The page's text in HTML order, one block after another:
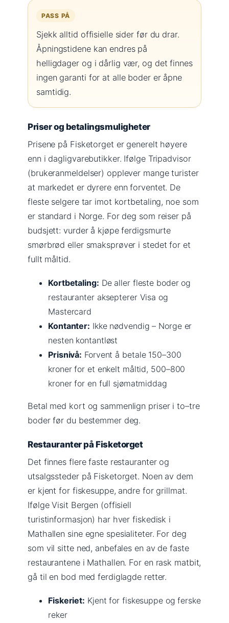
PASS PÅ
Sjekk alltid offisielle sider før du drar.
Åpningstidene kan endres på
helligdager og i dårlig vær, og det finnes
ingen garanti for at alle boder er åpne
samtidig.
Priser og betalingsmuligheter
Prisene på Fisketorget er generelt høyere
enn i dagligvarebutikker. Ifølge Tripadvisor
(brukeranmeldelser) opplever mange turister
at markedet er dyrere enn forventet. De
fleste selgere tar imot kortbetaling, noe som
er standard i Norge. For deg som reiser på
budsjett: vurder å kjøpe ferdigsmurte
smørbrød eller smaksprøver i stedet for et
fullt måltid.
Kortbetaling: De aller fleste boder og
restauranter aksepterer Visa og
Mastercard
Kontanter: Ikke nødvendig – Norge er
nesten kontantløst
Prisnivå: Forvent å betale 150–300
kroner for et enkelt måltid, 500–800
kroner for en full sjømatmiddag
Betal med kort og sammenlign priser i to–tre
boder før du bestemmer deg.
Restauranter på Fisketorget
Det finnes flere faste restauranter og
utsalgssteder på Fisketorget. Noen av dem
er kjent for fiskesuppe, andre for grillmat.
Ifølge Visit Bergen (offisiell
turistinformasjon) har hver fiskedisk i
Mathallen sine egne spesialiteter. For deg
som vil sitte ned, anbefales en av de faste
restaurantene i Mathallen. For en rask matbit,
gå til en bod med ferdiglagde retter.
Fiskeriet: Kjent for fiskesuppe og ferske
reker